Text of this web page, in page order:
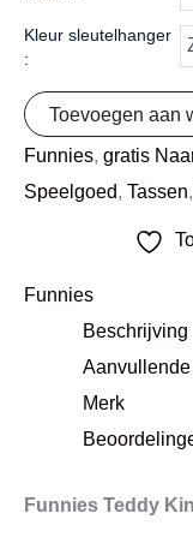
Kleur sleutelhanger
:
Toevoegen aan
Funnies gratis
Speelgoed Tassen
Funnies
Beschrijving
Merk
Funnies Teddy